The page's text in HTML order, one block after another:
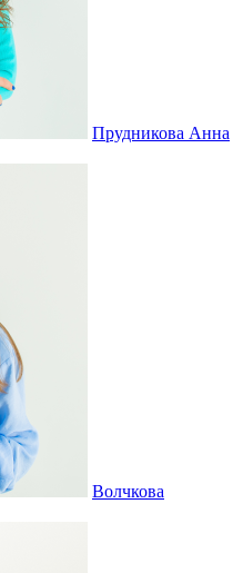
Прудникова Анна
Волчкова